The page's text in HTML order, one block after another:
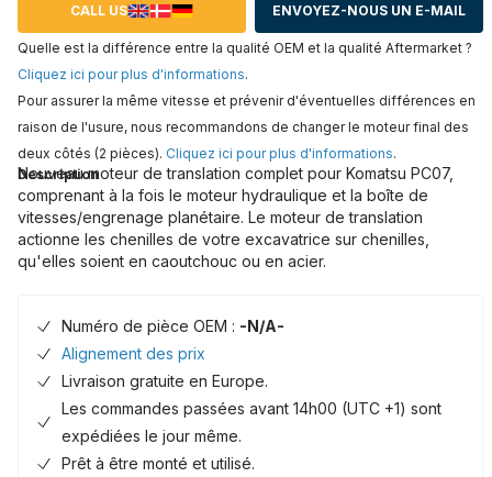
CALL US ENVOYEZ-NOUS UN E-MAIL
Quelle est la différence entre la qualité OEM et la qualité Aftermarket ?
Cliquez ici pour plus d'informations.
Pour assurer la même vitesse et prévenir d'éventuelles différences en
raison de l'usure, nous recommandons de changer le moteur final des
deux côtés (2 pièces). Cliquez ici pour plus d'informations.
Description
Nouveau moteur de translation complet pour Komatsu PC07,
comprenant à la fois le moteur hydraulique et la boîte de
vitesses/engrenage planétaire. Le moteur de translation
actionne les chenilles de votre excavatrice sur chenilles,
qu'elles soient en caoutchouc ou en acier.
Numéro de pièce OEM : -N/A-
Alignement des prix
Livraison gratuite en Europe.
Les commandes passées avant 14h00 (UTC +1) sont
expédiées le jour même.
Prêt à être monté et utilisé.